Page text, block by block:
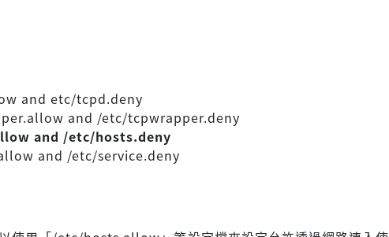
and etc/tcpd.deny
and /etc/tcpwrapper.deny
and /etc/hosts.deny
and /etc/service.deny